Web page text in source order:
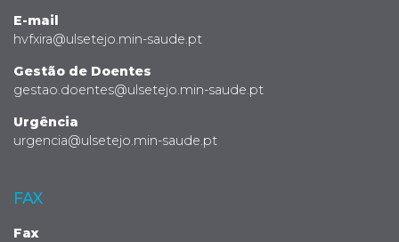
E-mail
hvfxira@ulsetejo.min-saude.pt
Gestão de Doentes
gestao.doentes@ulsetejo.min-saude.pt
Urgência
urgencia@ulsetejo.min-saude.pt
FAX
Fax